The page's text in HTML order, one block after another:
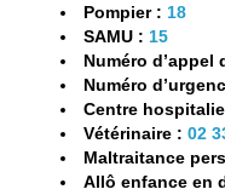
Pompier : 18
SAMU : 15
Numéro d’appel
Numéro
Centre
Vétérinaire : 02
Maltraitance
Allô enfance en